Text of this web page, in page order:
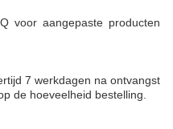
voor aangepaste producten
7 werkdagen na ontvangst
de hoeveelheid bestelling.